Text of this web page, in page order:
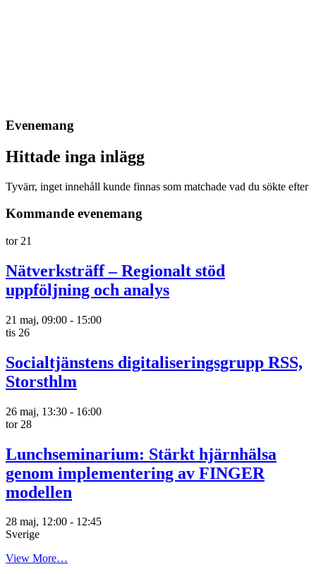
Evenemang
Hittade inga inlägg
Tyvärr, inget innehåll kunde finnas som matchade vad du sökte efter
Kommande evenemang
tor 21
Nätverksträff – Regionalt stöd
uppföljning och analys
21 maj, 09:00 - 15:00
tis 26
Socialtjänstens digitaliseringsgrupp RSS,
Storsthlm
26 maj, 13:30 - 16:00
tor 28
Lunchseminarium: Stärkt hjärnhälsa
genom implementering av FINGER
modellen
28 maj, 12:00 - 12:45
Sverige
View More…